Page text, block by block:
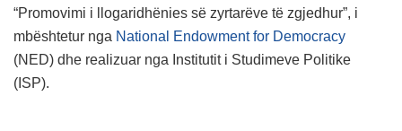
“Promovimi i llogaridhënies së zyrtarëve të zgjedhur”, i
mbështetur nga National Endowment for Democracy
(NED) dhe realizuar nga Institutit i Studimeve Politike
(ISP).